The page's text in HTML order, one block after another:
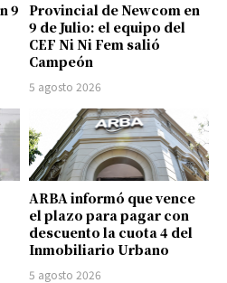
9 Provincial de Newcom en
9 de Julio: el equipo del
CEF Ni Ni Fem salió
Campeón
5 agosto 2026
ARBA informó que vence
el plazo para pagar con
descuento la cuota 4 del
Inmobiliario Urbano
5 agosto 2026